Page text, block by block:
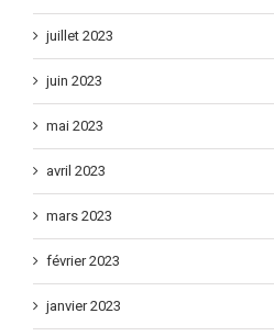
juillet 2023
juin 2023
mai 2023
avril 2023
mars 2023
février 2023
janvier 2023